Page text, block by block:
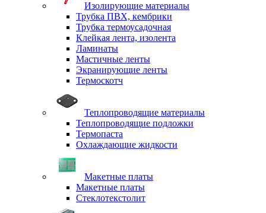
Изолирующие материалы
Трубка ПВХ, кембрики
Трубка термоусадочная
Клейкая лента, изолента
Ламинаты
Мастичные ленты
Экранирующие ленты
Термоскотч
Теплопроводящие материалы
Теплопроводящие подложки
Термопаста
Охлаждающие жидкости
Макетные платы
Макетные платы
Стеклотекстолит